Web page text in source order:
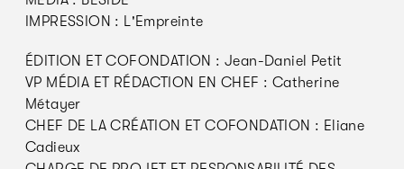
IMPRESSION : L'Empreinte
ÉDITION ET COFONDATION : Jean-Daniel Petit
VP MÉDIA ET RÉDACTION EN CHEF : Catherine
Métayer
CHEF DE LA CRÉATION ET COFONDATION : Eliane
Cadieux